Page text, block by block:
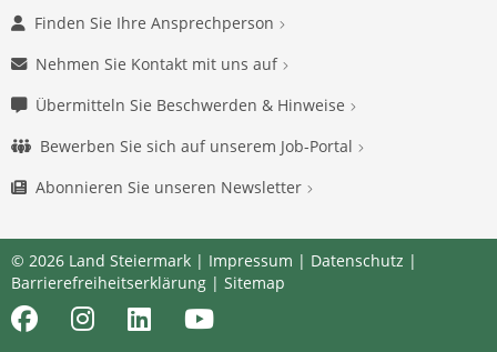
Finden Sie Ihre Ansprechperson
Nehmen Sie Kontakt mit uns auf
Übermitteln Sie Beschwerden & Hinweise
Bewerben Sie sich auf unserem Job-Portal
Abonnieren Sie unseren Newsletter
© 2026 Land Steiermark | Impressum | Datenschutz |
Barrierefreiheitserklärung | Sitemap
FacebookInstagramLinkedInYoutube